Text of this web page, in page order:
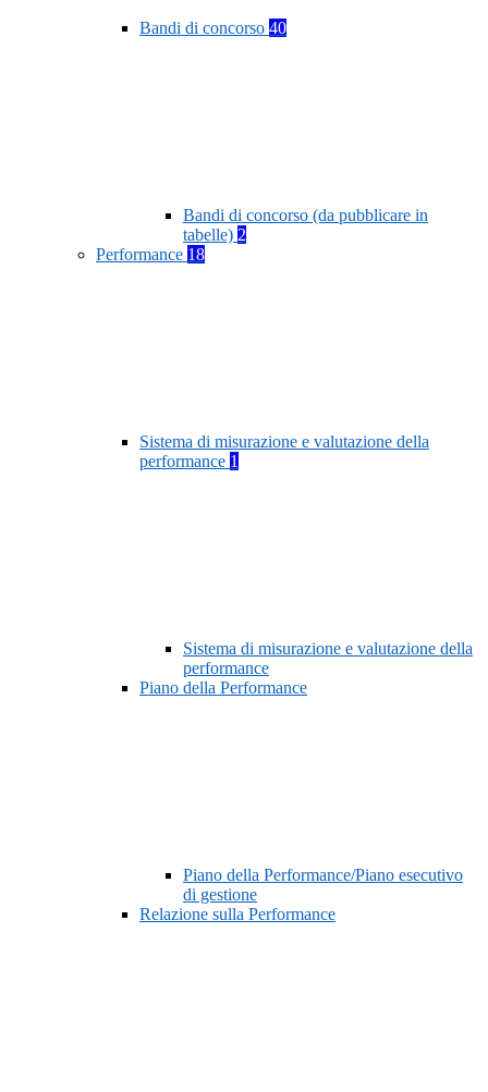
Bandi di concorso 40
Bandi di concorso (da pubblicare in
tabelle) 2
Performance 18
Sistema di misurazione e valutazione della
performance 1
Sistema di misurazione e valutazione della
performance
Piano della Performance
Piano della Performance/Piano esecutivo
di gestione
Relazione sulla Performance